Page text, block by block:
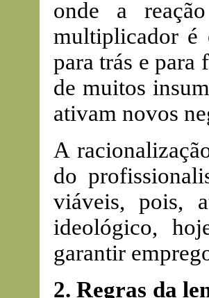
onde a
multiplicador é
para trás e para
de muitos
ativam novos
A
do
viáveis, pois,
ideológico,
garantir
2. Regras da